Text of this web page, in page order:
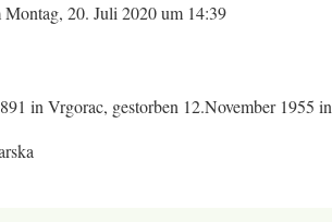
20. Juli 2020 um 14:39
in Vrgorac, gestorben 12.November 1955